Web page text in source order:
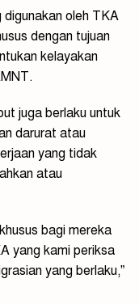
digunakan oleh TKA
dengan tujuan
kelayakan
juga berlaku untuk
darurat atau
yang tidak
atau
bagi mereka
yang kami periksa
yang berlaku,”